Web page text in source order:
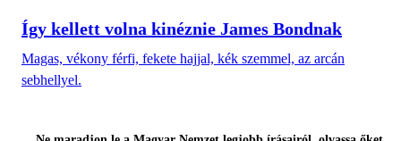
Így kellett volna kinéznie James Bondnak
Magas, vékony férfi, fekete hajjal, kék szemmel, az arcán
sebhellyel.